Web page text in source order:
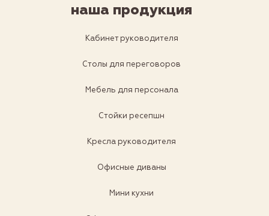
наша продукция
Кабинет руководителя
Столы для переговоров
Мебель для персонала
Стойки ресепшн
Кресла руководителя
Офисные диваны
Мини кухни